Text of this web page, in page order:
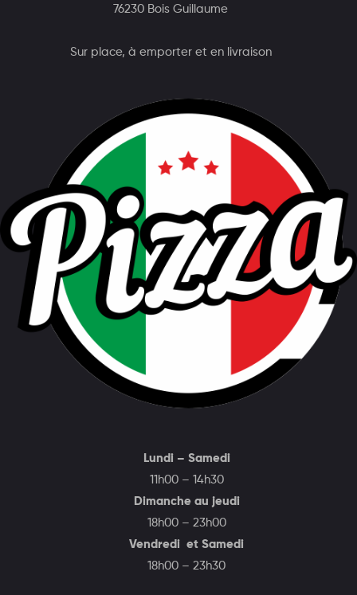
76230 Bois Guillaume
Sur place, à emporter et en livraison
Lundi – Samedi
11h00 – 14h30
Dimanche au jeudi
18h00 – 23h00
Vendredi et Samedi
18h00 – 23h30